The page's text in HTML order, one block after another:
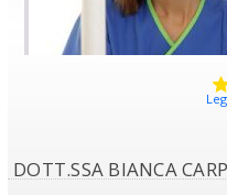
DOTT.SSA BIANCA